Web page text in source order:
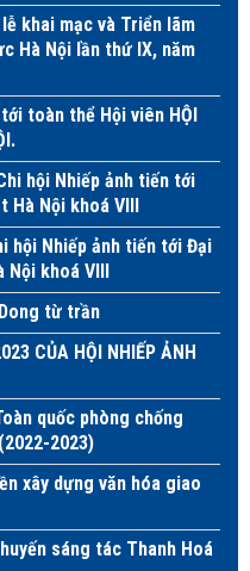
khai mạc và Triển lãm
Hà Nội lần thứ IX, năm
toàn thể Hội viên HỘI
hội Nhiếp ảnh tiến tới
Hà Nội khoá VIII
hội Nhiếp ảnh tiến tới Đại
Nội khoá VIII
từ trần
CỦA HỘI NHIẾP ẢNH
quốc phòng chống
2023)
xây dựng văn hóa giao
sáng tác Thanh Hoá